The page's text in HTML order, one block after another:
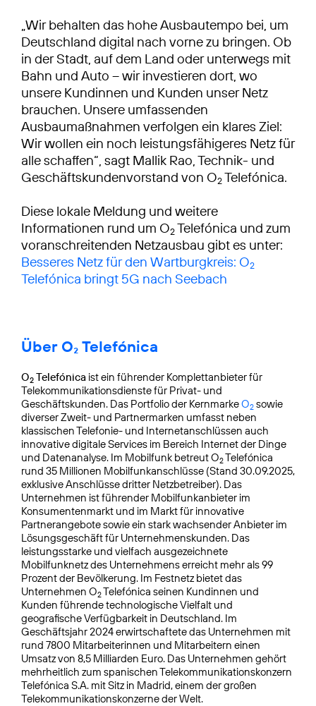
„Wir behalten das hohe Ausbautempo bei, um
Deutschland digital nach vorne zu bringen. Ob
in der Stadt, auf dem Land oder unterwegs mit
Bahn und Auto – wir investieren dort, wo
unsere Kundinnen und Kunden unser Netz
brauchen. Unsere umfassenden
Ausbaumaßnahmen verfolgen ein klares Ziel:
Wir wollen ein noch leistungsfähigeres Netz für
alle schaffen“, sagt Mallik Rao, Technik- und
Geschäftskundenvorstand von O2Telefónica.
Diese lokale Meldung und weitere
Informationen rund um O2Telefónica und zum
voranschreitenden Netzausbau gibt es unter:
Besseres Netz für den Wartburgkreis: O2
Telefónica bringt 5G nach Seebach
Über O₂ Telefónica
O2 Telefónica ist ein führender Komplettanbieter für
Telekommunikationsdienste für Privat- und
Geschäftskunden. Das Portfolio der KernmarkeO2 sowie
diverser Zweit- und Partnermarken umfasst neben
klassischen Telefonie- und Internetanschlüssen auch
innovative digitale Services im Bereich Internet der Dinge
und Datenanalyse. Im Mobilfunk betreut O2Telefónica
rund 35 Millionen Mobilfunkanschlüsse (Stand 30.09.2025,
exklusive Anschlüsse dritter Netzbetreiber). Das
Unternehmen ist führender Mobilfunkanbieter im
Konsumentenmarkt und im Markt für innovative
Partnerangebote sowie ein stark wachsender Anbieter im
Lösungsgeschäft für Unternehmenskunden. Das
leistungsstarke und vielfach ausgezeichnete
Mobilfunknetz des Unternehmens erreicht mehr als 99
Prozent der Bevölkerung. Im Festnetz bietet das
Unternehmen O2Telefónica seinen Kundinnen und
Kunden führende technologische Vielfalt und
geografische Verfügbarkeit in Deutschland. Im
Geschäftsjahr 2024 erwirtschaftete das Unternehmen mit
rund 7800 Mitarbeiterinnen und Mitarbeitern einen
Umsatz von 8,5 Milliarden Euro. Das Unternehmen gehört
mehrheitlich zum spanischen Telekommunikationskonzern
Telefónica S.A. mit Sitz in Madrid, einem der großen
Telekommunikationskonzerne der Welt.